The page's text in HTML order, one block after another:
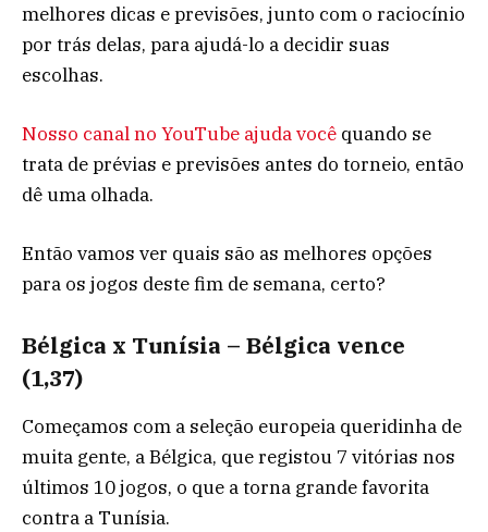
melhores dicas e previsões, junto com o raciocínio
por trás delas, para ajudá-lo a decidir suas
escolhas.
Nosso canal no YouTube ajuda você quando se
trata de prévias e previsões antes do torneio, então
dê uma olhada.
Então vamos ver quais são as melhores opções
para os jogos deste fim de semana, certo?
Bélgica x Tunísia – Bélgica vence
(1,37)
Começamos com a seleção europeia queridinha de
muita gente, a Bélgica, que registou 7 vitórias nos
últimos 10 jogos, o que a torna grande favorita
contra a Tunísia.